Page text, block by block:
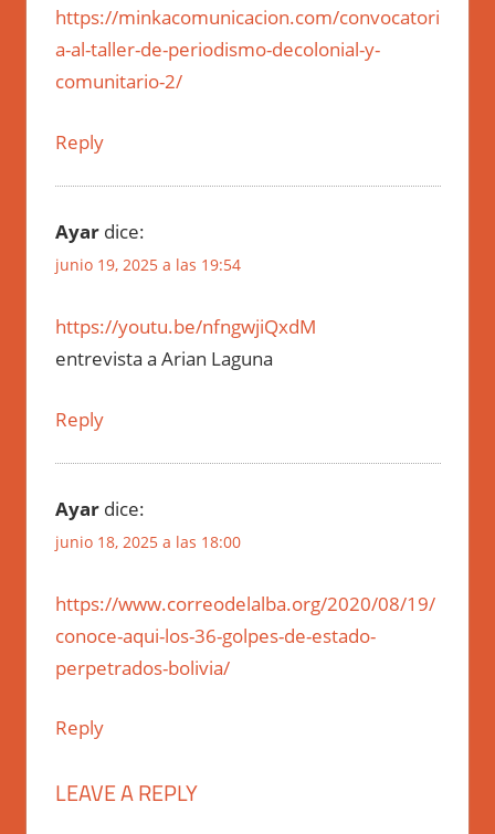
https://minkacomunicacion.com/convocatori
a-al-taller-de-periodismo-decolonial-y-
comunitario-2/
Reply
Ayar dice:
junio 19, 2025 a las 19:54
https://youtu.be/nfngwjiQxdM
entrevista a Arian Laguna
Reply
Ayar dice:
junio 18, 2025 a las 18:00
https://www.correodelalba.org/2020/08/19/
conoce-aqui-los-36-golpes-de-estado-
perpetrados-bolivia/
Reply
LEAVE A REPLY